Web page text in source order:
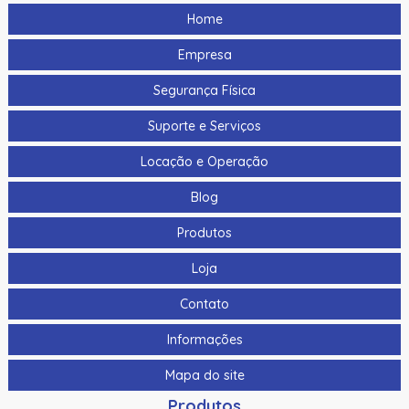
Cabo Para Cameras Mobile 4 Metros Hikvision Ds-
Cadastrador De Cartoes Hikvision Ds-K1F100-D8E Dupla
Frequencia 125Khz (Em) E 13,56Mhz (Mifare)
Cadastrador Impressao Digital Hikvision Ds-K1F820-F
Cartao De Memoria Hikvision Hs-Tf-H1I 32G
Cartao De Proximidade Rfid Hikvision Ds-K7M101-E0 Freq.
Cartao De Proximidade Rfid Hikvision Ds-Kem125 Em
125Khz
Cartao De Proximidade Rfid Hikvision Fm11Rf08-M1 Mifare
Cartao De Proximidade Rfid Hikvision Frequencia Dupla
Mifare 13,56Mhz E Em 125Khz Em Pvc
Home
Empresa
Segurança Física
Suporte e Serviços
Locação e Operação
Blog
Produtos
Loja
Contato
Informações
Mapa do site